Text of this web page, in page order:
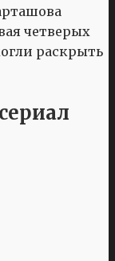
четверых
раскрыть